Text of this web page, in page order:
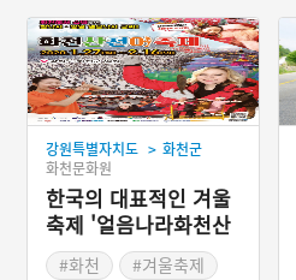
강원특별자치도 > 화천군
화천문화원
한국의 대표적인 겨울
축제 '얼음나라화천산
천어축제'
#화천
#겨울축제